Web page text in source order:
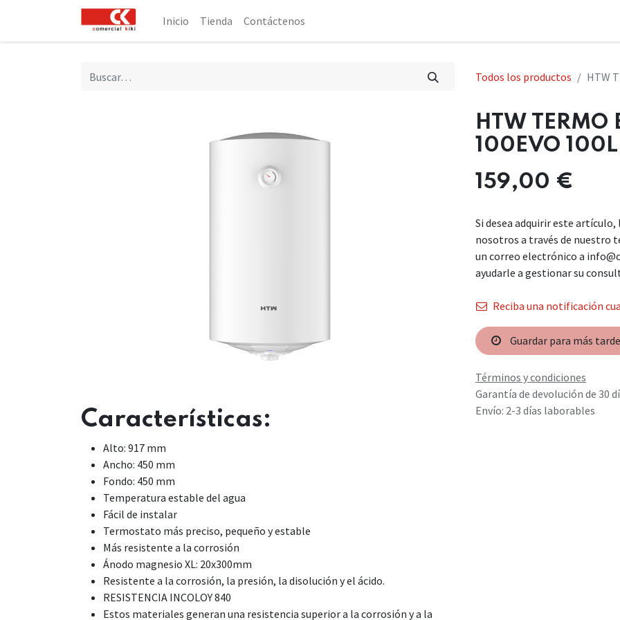
Inicio Tienda Contáctenos
Todos los productos HTW
Características:
Alto: 917 mm
Ancho: 450 mm
Fondo: 450 mm
Temperatura estable del agua
Fácil de instalar
Termostato más preciso, pequeño y estable
Más resistente a la corrosión
Ánodo magnesio XL: 20x300mm
Resistente a la corrosión, la presión, la disolución y el ácido.
RESISTENCIA INCOLOY 840
Estos materiales generan una resistencia superior a la corrosión y a la
HTW TERMO
100EVO 100L
159,00 €
Si desea adquirir este
nosotros a través de nuestro
un correo electrónico a
ayudarle a gestionar su
Reciba una notificación
Guardar para más tarde
Términos y condiciones
Garantía de devolución de 30
Envío: 2-3 días laborables